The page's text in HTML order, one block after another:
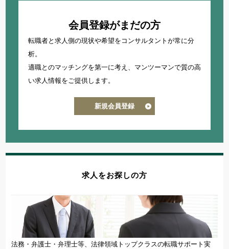
会員登録がまだの方
転職者と求人側の現状や希望をコンサルタントが常に分
析。
適職とのマッチングを第一に考え、 マンツーマンで質の高
い求人情報をご提供します。
新規会員登録
求人をお探しの方
法務・弁護士・弁理士等、法律領域トップクラスの転職サポート実